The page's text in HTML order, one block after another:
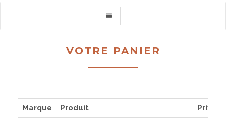
VOTRE PANIER
Marque Produit Prix